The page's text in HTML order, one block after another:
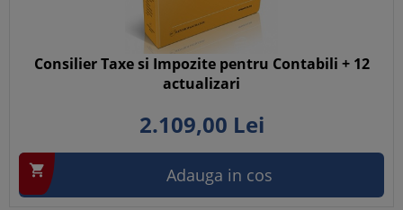
Consilier Taxe si Impozite pentru Contabili + 12
actualizari
2.109,00 Lei
 Adauga in cos